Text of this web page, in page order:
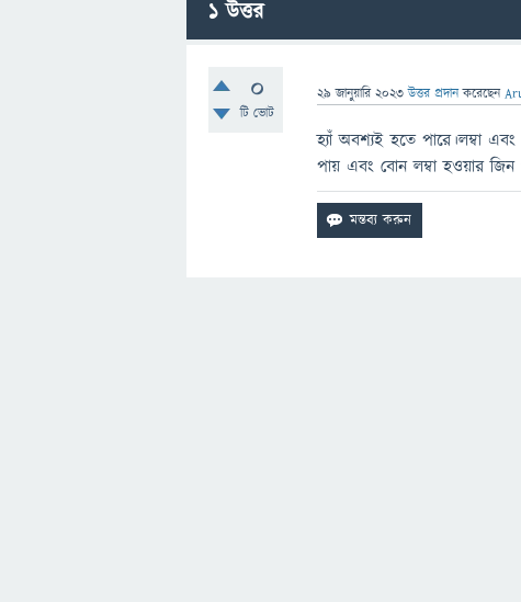
1উত্তর
0
টি ভোট
29 জানুয়ারি 2023 উত্তর প্রদান করেছেন
হ্যাঁ অবশ্যই হতে পারে।লম্বা
পায় এবং বোন লম্বা হওয়ার জিন